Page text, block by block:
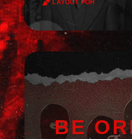
BE